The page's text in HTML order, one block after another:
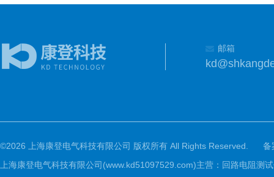
邮箱
©2026 上海康登电气科技有限公司 版权所有 All Rights Reserved.
备
上海康登电气科技有限公司(www.kd51097529.com)主营：回路电阻